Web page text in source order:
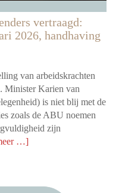
vertraagd:
2026, handhaving
van arbeidskrachten
Minister Karien van
is niet blij met de
zoals de ABU noemen
zijn
…]